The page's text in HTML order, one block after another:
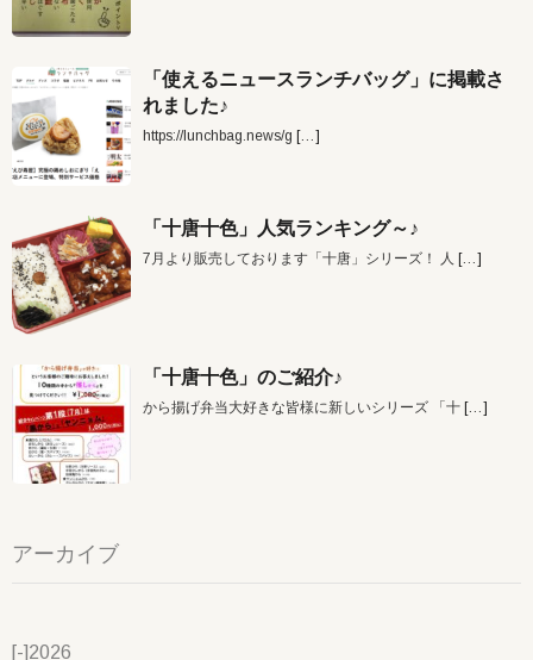
「使えるニュースランチバッグ」に掲載さ
れました♪
https://lunchbag.news/g […]
「十唐十色」人気ランキング～♪
7月より販売しております「十唐」シリーズ！ 人 […]
「十唐十色」のご紹介♪
から揚げ弁当大好きな皆様に新しいシリーズ 「十 […]
アーカイブ
[-]2026